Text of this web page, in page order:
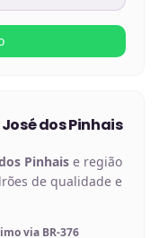
dos Pinhais
Pinhais e região
de qualidade e
via BR-376